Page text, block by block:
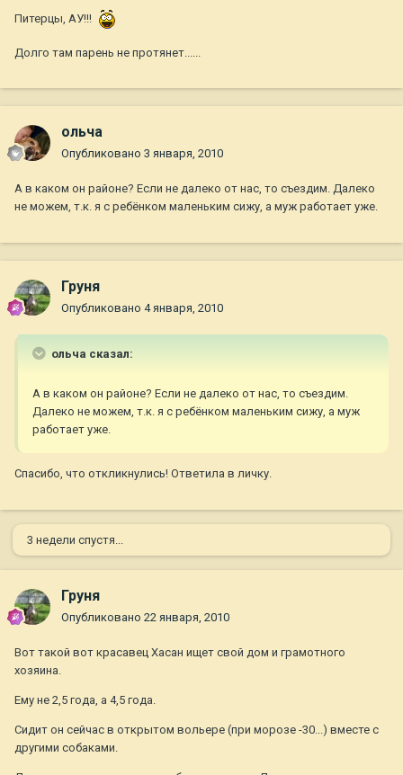
Питерцы, АУ!!!
Долго там парень не протянет......
ольча
Опубликовано 3 января, 2010
А в каком он районе? Если не далеко от нас, то съездим. Далеко
не можем, т.к. я с ребёнком маленьким сижу, а муж работает уже.
Груня
Опубликовано 4 января, 2010
ольча сказал:
А в каком он районе? Если не далеко от нас, то съездим.
Далеко не можем, т.к. я с ребёнком маленьким сижу, а муж
работает уже.
Спасибо, что откликнулись! Ответила в личку.
3 недели спустя...
Груня
Опубликовано 22 января, 2010
Вот такой вот красавец Хасан ищет свой дом и грамотного
хозяина.
Ему не 2,5 года, а 4,5 года.
Сидит он сейчас в открытом вольере (при морозе -30...) вместе с
другими собаками.